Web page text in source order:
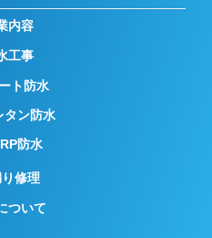
内容
工事
ト防水
タン防水
防水
修理
ついて